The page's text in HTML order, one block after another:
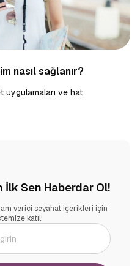
nasıl sağlanır?
uygulamaları ve hat
İlk Sen Haberdar Ol!
verici seyahat içerikleri için
katıl!